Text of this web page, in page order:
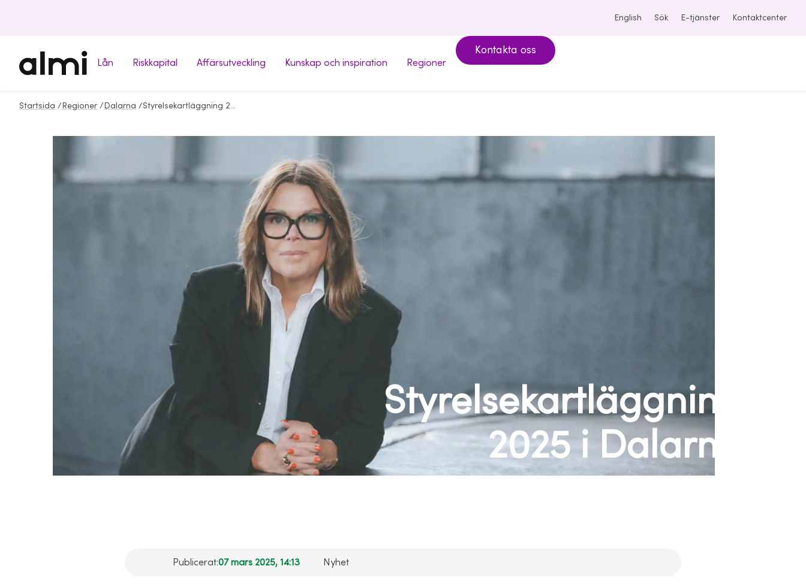
English Sök E-tjänster Kontaktcenter
Lån Riskkapital Affärsutveckling Kunskap och inspiration Regioner
Kontakta oss
Startsida / Regioner / Dalarna / Styrelsekartläggning 2025
Styrelsekartläggning
2025 i Dalarna
Publicerat:07 mars 2025, 14:13 Nyhet